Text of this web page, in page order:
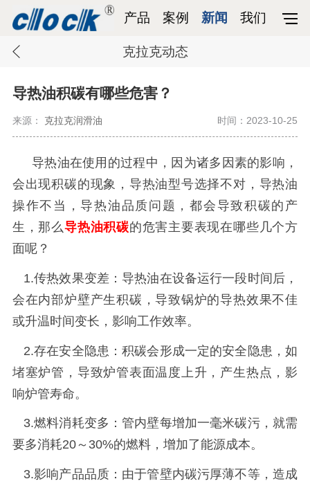
产品 案例 新闻 我们
克拉克动态
导热油积碳有哪些危害？
来源： 克拉克润滑油 时间：2023-10-25
导热油在使用的过程中，因为诸多因素的影响，
会出现积碳的现象，导热油型号选择不对，导热油
操作不当，导热油品质问题，都会导致积碳的产
生，那么导热油积碳的危害主要表现在哪些几个方
面呢？
1.传热效果变差 ：导热油在设备运行一段时间后，
会在内部炉壁产生积碳，导致锅炉的导热效果不佳
或升温时间变长，影响工作效率。
2.存在安全隐患：积碳会形成一定的安全隐患，如
堵塞炉管，导致炉管表面温度上升，产生热点，影
响炉管寿命。
3.燃料消耗变多：管内壁每增加一毫米碳污，就需
要多消耗20～ 30%的燃料，增加了能源成本。
3.影响产品品质：由于管壁内碳污厚薄不等，造成